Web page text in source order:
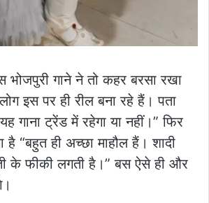
भोजपुरी गाने ने तो कहर बरसा रखा
इस पर ही रील बना रहे हैं। पता
गाना ट्रेंड में रहेगा या नहीं।” फिर
ही अच्छा माहौल हैं। शादी
के फीकी लगती है।” बस ऐसे ही और